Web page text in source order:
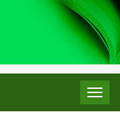
Monográfico: